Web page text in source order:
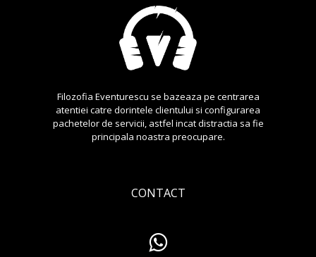
Filozofia Eventurescu se bazeaza pe centrarea
atentiei catre dorintele clientului si configurarea
pachetelor de servicii, astfel incat distractia sa fie
principala noastra preocupare.
CONTACT